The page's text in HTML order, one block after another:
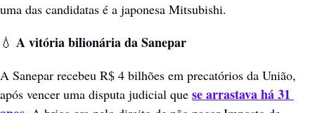
uma das candidatas é a japonesa Mitsubishi.
💧 A vitória bilionária da Sanepar
A Sanepar recebeu R$ 4 bilhões em precatórios da União,
após vencer uma disputa judicial que se arrastava há 31